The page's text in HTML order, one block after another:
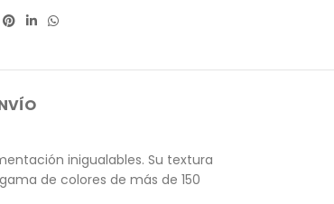
inigualables. Su textura
de colores de más de 150